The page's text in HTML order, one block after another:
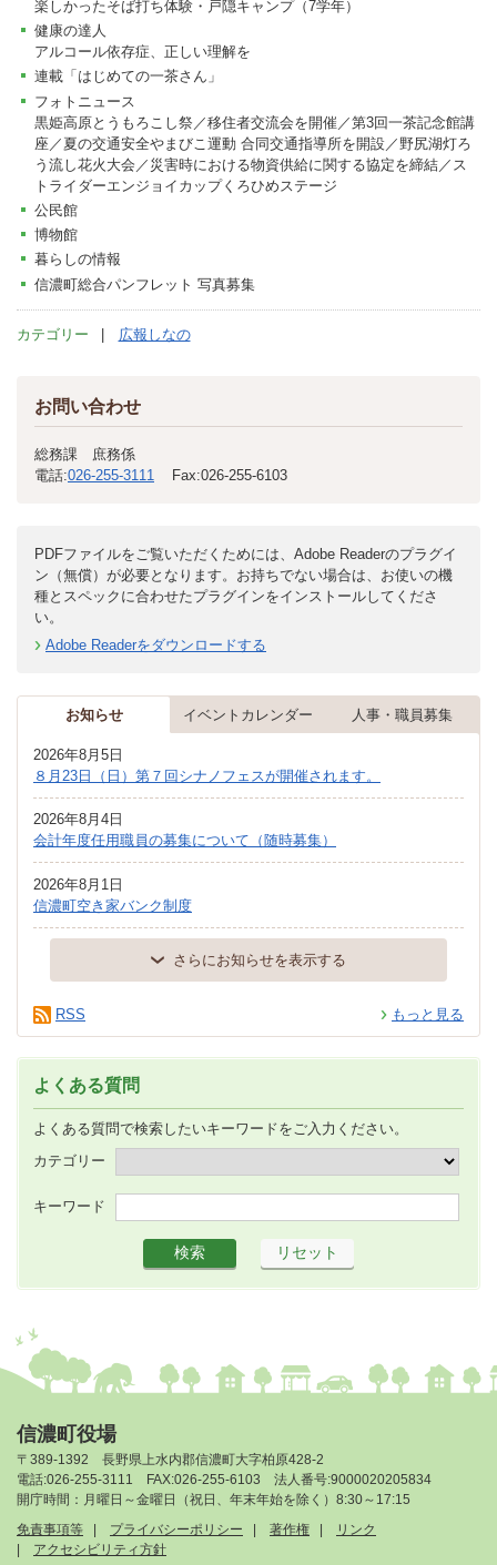
楽しかったそば打ち体験・戸隠キャンプ（7学年）
健康の達人
アルコール依存症、正しい理解を
連載「はじめての一茶さん」
フォトニュース
黒姫高原とうもろこし祭／移住者交流会を開催／第3回一茶記念館講
座／夏の交通安全やまびこ運動 合同交通指導所を開設／野尻湖灯ろ
う流し花火大会／災害時における物資供給に関する協定を締結／ス
トライダーエンジョイカップくろひめステージ
公民館
博物館
暮らしの情報
信濃町総合パンフレット 写真募集
カテゴリー 広報しなの
お問い合わせ
総務課 庶務係
電話:026-255-3111 Fax:026-255-6103
PDFファイルをご覧いただくためには、Adobe Readerのプラグイ
ン（無償）が必要となります。お持ちでない場合は、お使いの機
種とスペックに合わせたプラグインをインストールしてくださ
い。
Adobe Readerをダウンロードする
お知らせ イベントカレンダー 人事・職員募集
2026年8月5日
８月23日（日）第７回シナノフェスが開催されます。
2026年8月4日
会計年度任用職員の募集について（随時募集）
2026年8月1日
信濃町空き家バンク制度
さらにお知らせを表示する
もっと見る
RSS
よくある質問
よくある質問で検索したいキーワードをご入力ください。
カテゴリー
キーワード
信濃町役場
〒389-1392 長野県上水内郡信濃町大字柏原428-2
電話:026-255-3111 FAX:026-255-6103 法人番号:9000020205834
開庁時間：月曜日～金曜日（祝日、年末年始を除く）8:30～17:15
免責事項等
プライバシーポリシー 著作権
リンク
アクセシビリティ方針